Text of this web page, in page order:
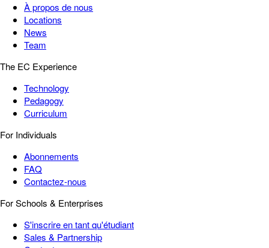
À propos de nous
Locations
News
Team
The EC Experience
Technology
Pedagogy
Curriculum
For Individuals
Abonnements
FAQ
Contactez-nous
For Schools & Enterprises
S'inscrire en tant qu'étudiant
Sales & Partnership